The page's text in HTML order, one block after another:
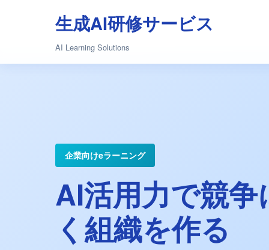
生成AI研修サービス
AI Learning Solutions
企業向けeラーニング
AI活用力で競争
く組織を作る